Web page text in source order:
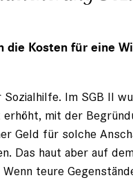
die Kosten für eine
Sozialhilfe. Im SGB II
mit der
Geld für solche
Das haut aber auf
Wenn teure